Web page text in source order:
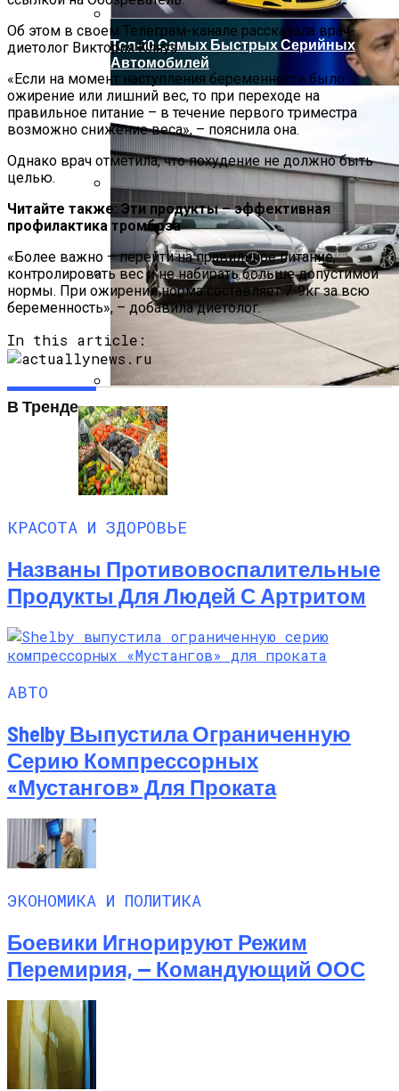
Пять Признаков Депрессии, Которые
Нельзя Игнорировать
Зеленский Летит На Встречу С
Эрдоганом И Варфоломеем
Топ-10 Самых Быстрых Серийных
Автомобилей
Названы Подержанные Автомобили
Из Европы, Которые Чаще Всего
Покупают Украинцы
Об этом в своем Телеграм-канале рассказала врач-
диетолог Виктория Кляуз.
«Если на момент наступления беременности было
ожирение или лишний вес, то при переходе на
правильное питание – в течение первого триместра
возможно снижение веса», – пояснила она.
Однако врач отметила, что похудение не должно быть
целью.
Читайте также:Эти продукты – эффективная
профилактика тромбоза
«Более важно – перейти на правильное питание,
контролировать вес и не набирать больше допустимой
нормы. При ожирении норма составляет 7-9кг за всю
беременность», – добавила диетолог.
In this article:
В Тренде
КРАСОТА И ЗДОРОВЬЕ
Названы Противовоспалительные
Продукты Для Людей С Артритом
АВТО
Shelby Выпустила Ограниченную
Серию Компрессорных
«Мустангов» Для Проката
ЭКОНОМИКА И ПОЛИТИКА
Боевики Игнорируют Режим
Перемирия, — Командующий ООС